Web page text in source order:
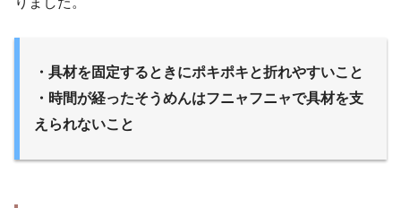
・具材を固定するときにポキポキと折れやすいこと
・時間が経ったそうめんはフニャフニャで具材を支
えられないこと